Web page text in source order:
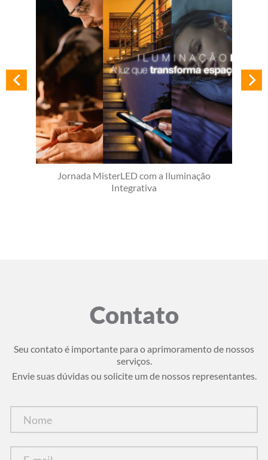
Jornada MisterLED com a Iluminação
Integrativa
Contato
Seu contato é importante para o aprimoramento de nossos
serviços.
Envie suas dúvidas ou solicite um de nossos representantes.